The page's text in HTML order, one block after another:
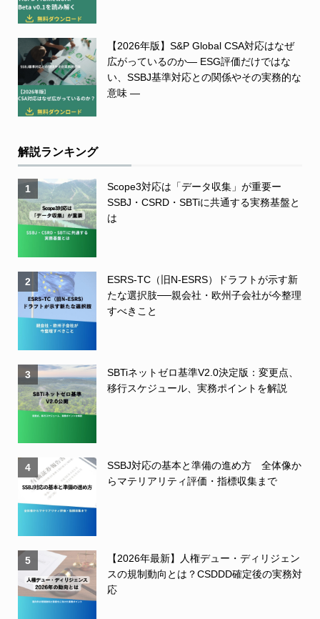
【2026年版】S&P Global CSA対応はなぜ
広がっているのか― ESG評価だけではな
い、SSBJ基準対応との関係やその実務的な
意味 ―
解説ランキング
1
Scope3対応は「データ収集」が重要ー
SSBJ・CSRD・SBTiに共通する実務基盤と
は
2
ESRS-TC（旧N-ESRS）ドラフトが示す新
たな選択肢──親会社・欧州子会社が今整理
すべきこと
3
SBTiネットゼロ基準V2.0決定版：変更点、
移行スケジュール、実務ポイントを解説
4
SSBJ対応の基本と準備の進め方 全体像か
らマテリアリティ評価・指標収集まで
5
【2026年最新】人権デュー・ディリジェン
スの規制動向とは？CSDDD確定後の実務対
応